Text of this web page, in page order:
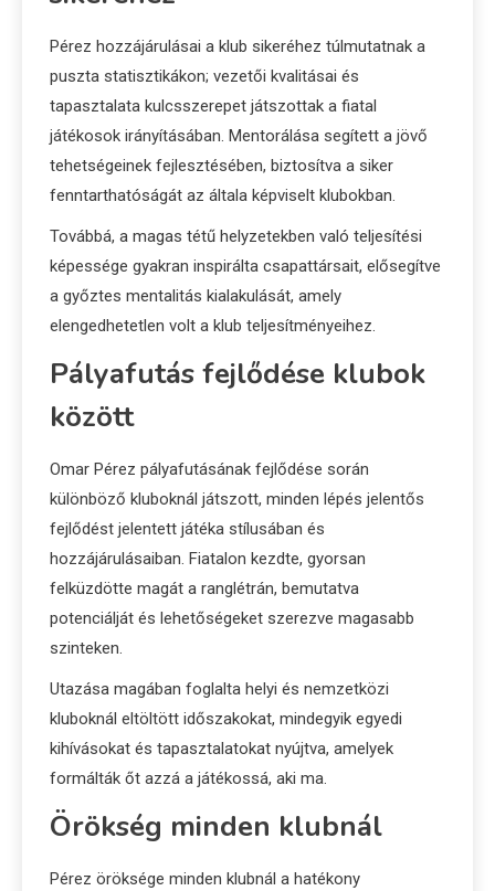
Pérez hozzájárulásai a klub sikeréhez túlmutatnak a
puszta statisztikákon; vezetői kvalitásai és
tapasztalata kulcsszerepet játszottak a fiatal
játékosok irányításában. Mentorálása segített a jövő
tehetségeinek fejlesztésében, biztosítva a siker
fenntarthatóságát az általa képviselt klubokban.
Továbbá, a magas tétű helyzetekben való teljesítési
képessége gyakran inspirálta csapattársait, elősegítve
a győztes mentalitás kialakulását, amely
elengedhetetlen volt a klub teljesítményeihez.
Pályafutás fejlődése klubok
között
Omar Pérez pályafutásának fejlődése során
különböző kluboknál játszott, minden lépés jelentős
fejlődést jelentett játéka stílusában és
hozzájárulásaiban. Fiatalon kezdte, gyorsan
felküzdötte magát a ranglétrán, bemutatva
potenciálját és lehetőségeket szerezve magasabb
szinteken.
Utazása magában foglalta helyi és nemzetközi
kluboknál eltöltött időszakokat, mindegyik egyedi
kihívásokat és tapasztalatokat nyújtva, amelyek
formálták őt azzá a játékossá, aki ma.
Örökség minden klubnál
Pérez öröksége minden klubnál a hatékony